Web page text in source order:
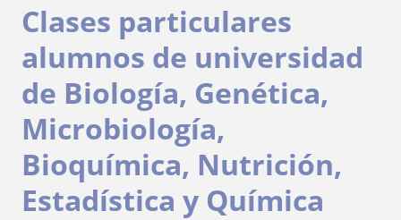
Clases particulares
alumnos de universidad
de Biología, Genética,
Microbiología,
Bioquímica, Nutrición,
Estadística y Química